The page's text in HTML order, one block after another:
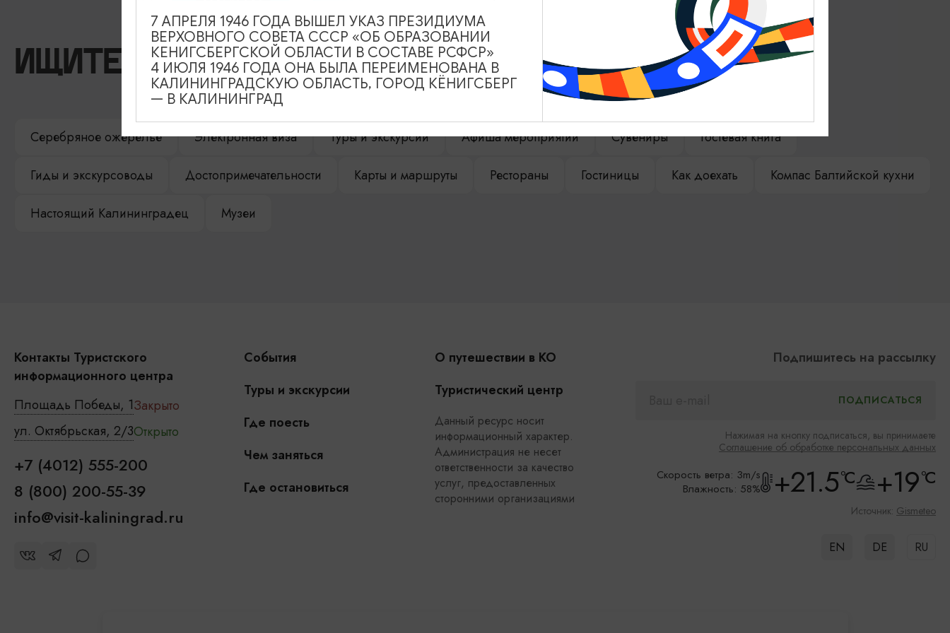
ИЩИТЕ ТАКЖЕ НА НАШЕМ САЙТЕ
Серебряное ожерелье Электронная виза Туры и экскурсии Афиша мероприятий Сувениры Гостевая книга
Гиды и экскурсоводы Достопримечательности Карты и маршруты Рестораны Гостиницы Как доехать Компас Балтийской кухни
Настоящий Калининградец Музеи
Контакты Туристского
информационного центра
Площадь Победы, 1Закрыто
ул. Октябрьская, 2/3Открыто
+7 (4012) 555-200
8 (800) 200-55-39
info@visit-kaliningrad.ru
События
Туры и экскурсии
Где поесть
Чем заняться
Где остановиться
О путешествии в КО
Туристический центр
Данный ресурс носит
информационный характер.
Администрация не несет
ответственности за качество
услуг, предоставленных
сторонними организациями
Подпишитесь на рассылку
Нажимая на кнопку подписаться, вы принимаете
Соглашение об обработке персональных данных
Скорость ветра: 3m/s
Влажность: 58%
+21.5°C +19°C
Источник: Gismeteo
EN DE RU
7 АПРЕЛЯ 1946 ГОДА ВЫШЕЛ УКАЗ ПРЕЗИДИУМА
ВЕРХОВНОГО СОВЕТА СССР «ОБ ОБРАЗОВАНИИ
КЕНИГСБЕРГСКОЙ ОБЛАСТИ В СОСТАВЕ РСФСР»
4 ИЮЛЯ 1946 ГОДА ОНА БЫЛА ПЕРЕИМЕНОВАНА В
КАЛИНИНГРАДСКУЮ ОБЛАСТЬ, ГОРОД КЁНИГСБЕРГ
— В КАЛИНИНГРАД